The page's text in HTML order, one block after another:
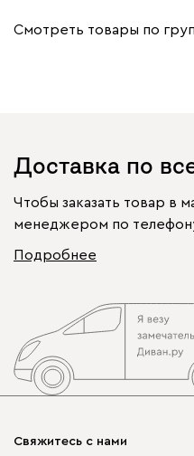
Смотреть товары по
Доставка по
Чтобы заказать товар в
менеджером по
Подробнее
Свяжитесь с нами